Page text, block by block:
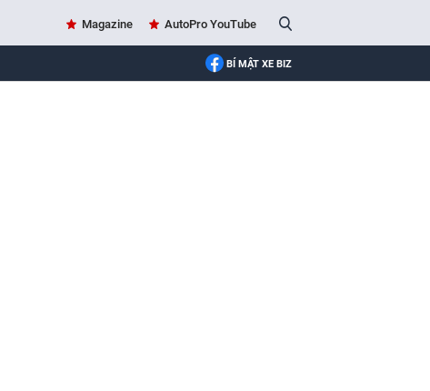
Magazine AutoPro YouTube
BÍ MẬT XE BIZ